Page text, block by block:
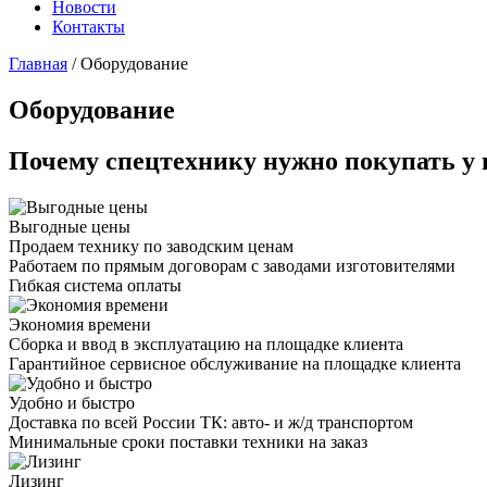
Новости
Контакты
Главная /Оборудование
Оборудование
Почему спецтехнику нужно покупать у
Выгодные цены
Продаем технику по заводским ценам
Работаем по прямым договорам с заводами изготовителями
Гибкая система оплаты
Экономия времени
Сборка и ввод в эксплуатацию на площадке клиента
Гарантийное сервисное обслуживание на площадке клиента
Удобно и быстро
Доставка по всей России ТК: авто- и ж/д транспортом
Минимальные сроки поставки техники на заказ
Лизинг